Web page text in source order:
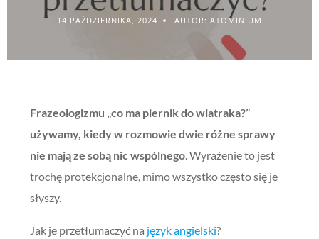
14 PAŹDZIERNIKA, 2024 AUTOR: ATOMINIUM
Frazeologizmu „co ma piernik do wiatraka?”
używamy, kiedy w rozmowie dwie różne sprawy
nie mają ze sobą nic wspólnego. Wyrażenie to jest
trochę protekcjonalne, mimo wszystko często się je
słyszy.
Jak je przetłumaczyć na język angielski?